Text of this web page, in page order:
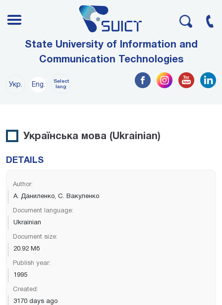
State University of Information and
Communication Technologies
Укр. Eng.
Select
lang
Українська мова (Ukrainian)
DETAILS
Author:
А. Даниленко, С. Вакуленко
Document language:
Ukrainian
Document size:
20.92 Мб
Publish year:
1995
Created:
3170 days ago